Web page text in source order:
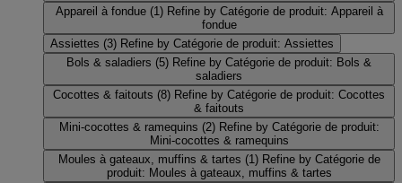
Appareil à fondue (1) Refine by Catégorie de produit: Appareil à
fondue
Assiettes (3) Refine by Catégorie de produit: Assiettes
Bols & saladiers (5) Refine by Catégorie de produit: Bols &
saladiers
Cocottes & faitouts (8) Refine by Catégorie de produit: Cocottes
& faitouts
Mini-cocottes & ramequins (2) Refine by Catégorie de produit:
Mini-cocottes & ramequins
Moules à gateaux, muffins & tartes (1) Refine by Catégorie de
produit: Moules à gateaux, muffins & tartes